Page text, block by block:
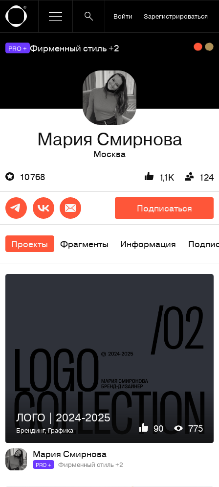
Войти Зарегистрироваться
PRO + Фирменный стиль +2
Мария Смирнова
Москва
10 768
1,1K 124
Подписаться
Проекты Фрагменты Информация
ЛОГО | 2024-2025
Брендинг,Графика 90 775
Мария Смирнова
PRO + Фирменный стиль +2